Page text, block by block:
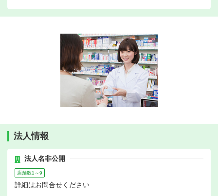
法人情報
法人名非公開
店舗数1～9
詳細はお問合せください